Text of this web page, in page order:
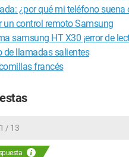
¿por qué mi teléfono suena
un control remoto Samsung
samsung HT X30 ¡error de
de llamadas salientes
francés
/ 13